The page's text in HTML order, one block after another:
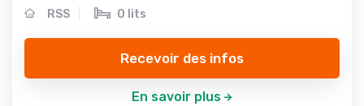
RSS 0 lits
Recevoir des infos
En savoir plus